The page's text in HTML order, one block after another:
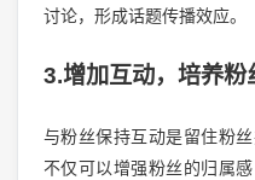
讨论，形成话题传播效应。
3.增加互动，培养粉
与粉丝保持互动是留住粉
不仅可以增强粉丝的归属